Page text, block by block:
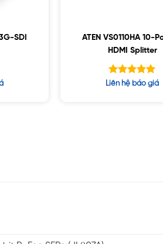
SDI
ATEN VS0110HA 10-
HDMI Splitter
Được xếp
Liên hệ báo giá